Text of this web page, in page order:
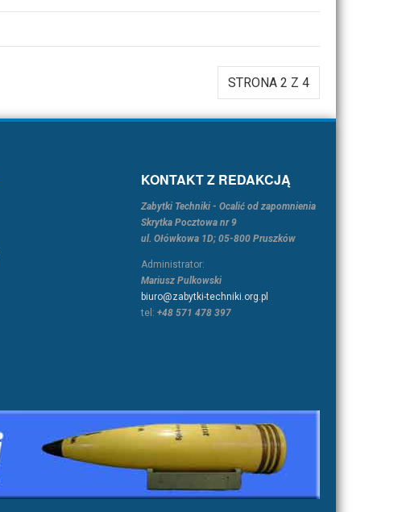
STRONA 2 Z 4
KONTAKT Z REDAKCJĄ
Zabytki Techniki - Ocalić od zapomnienia
Skrytka Pocztowa nr 9
ul. Ołówkowa 1D; 05-800 Pruszków
Administrator:
Mariusz Pulkowski
biuro@zabytki-techniki.org.pl
tel: +48 571 478 397